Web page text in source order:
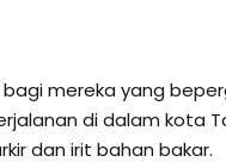
mereka yang
di dalam kota
dan irit bahan bakar.